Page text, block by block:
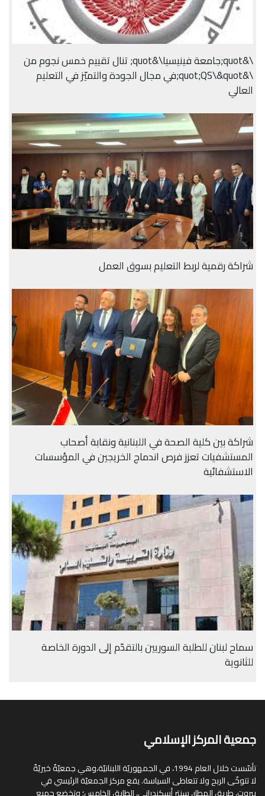
\&quot;جامعة فينيسيا\&quot; تنال تقييم خمس نجوم من
\&quot;QS\&quot;في مجال الجودة والتميّز في التعليم
العالي
شراكة رقمية لربط التعليم بسوق العمل
شراكة بين كلية الصحة في اللبنانية ونقابة أصحاب
المستشفيات تعزز فرص اندماج الخريجين في المؤسسات
الاستشفائية
سماح لبنان للطلبة السوريين بالتقدّم إلى الدورة الخاصة
للثانوية
جمعية المركز الإسلامي
تأسّست خلال العام 1994، في الجمهوريّة اللبنانيّة،وهي جمعيّةٌ خيريّةٌ
لا تتوخّى الربح ولا تتعاطى السياسة. يقع مركز الجمعيّة الرئيسي في